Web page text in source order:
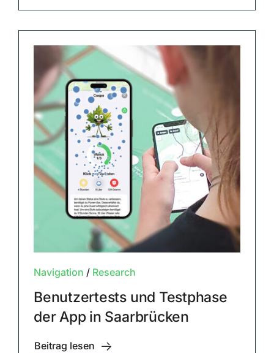
Navigation / Research
Benutzertests und Testphase
der App in Saarbrücken
Beitrag lesen